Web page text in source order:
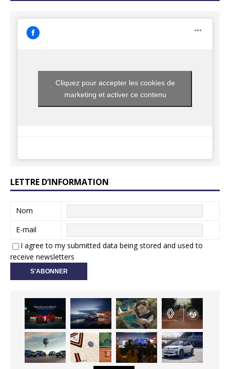
Cliquez pour accepter les cookies de
marketing et activer ce contenu
LETTRE D’INFORMATION
Nom
E-mail
I agree to my submitted data being stored and used to
receive newsletters